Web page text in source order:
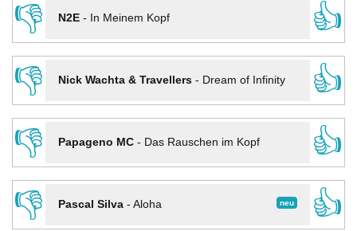
👎
N2E- In Meinem Kopf
👍
👎
Nick Wachta & Travellers- Dream of Infinity
👍
👎
Papageno MC- Das Rauschen im Kopf
👍
👎
neu
Pascal Silva- Aloha
👍